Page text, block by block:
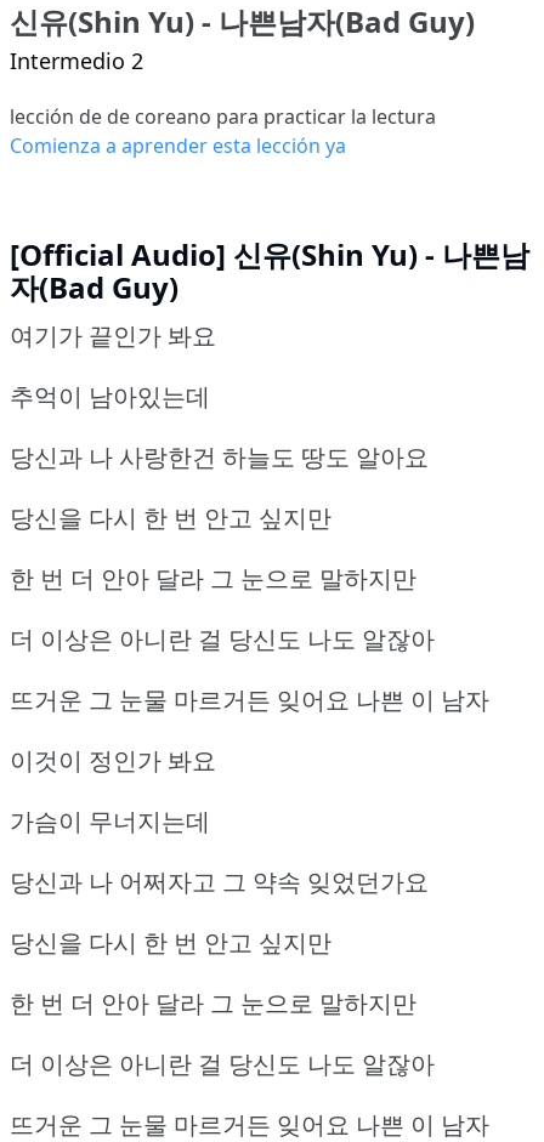
신유(Shin Yu) - 나쁜남자(Bad Guy)
Intermedio 2
lección de de coreano para practicar la lectura
Comienza a aprender esta lección ya
[Official Audio] 신유(Shin Yu) - 나쁜남
자(Bad Guy)
여기가 끝인가 봐요
추억이 남아있는데
당신과 나 사랑한건 하늘도 땅도 알아요
당신을 다시 한 번 안고 싶지만
한 번 더 안아 달라 그 눈으로 말하지만
더 이상은 아니란 걸 당신도 나도 알잖아
뜨거운 그 눈물 마르거든 잊어요 나쁜 이 남자
이것이 정인가 봐요
가슴이 무너지는데
당신과 나 어쩌자고 그 약속 잊었던가요
당신을 다시 한 번 안고 싶지만
한 번 더 안아 달라 그 눈으로 말하지만
더 이상은 아니란 걸 당신도 나도 알잖아
뜨거운 그 눈물 마르거든 잊어요 나쁜 이 남자